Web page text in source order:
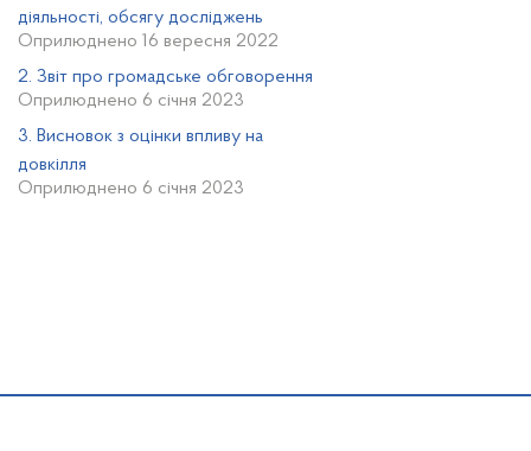
діяльності, обсягу досліджень
Оприлюднено 16 вересня 2022
2. Звіт про громадське обговорення
Оприлюднено 6 січня 2023
3. Висновок з оцінки впливу на
довкілля
Оприлюднено 6 січня 2023